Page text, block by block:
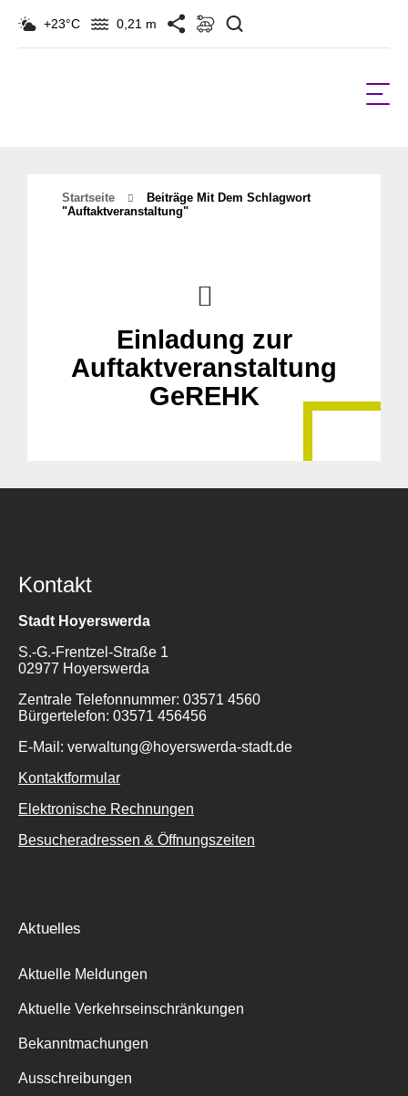
+23°C 0,21 m
Startseite
Beiträge Mit Dem Schlagwort
"Auftaktveranstaltung"
Einladung zur
Auftaktveranstaltung
GeREHK
Kontakt
Stadt Hoyerswerda
S.-G.-Frentzel-Straße 1
02977 Hoyerswerda
Zentrale Telefonnummer: 03571 4560
Bürgertelefon: 03571 456456
E-Mail: verwaltung@hoyerswerda-stadt.de
Kontaktformular
Elektronische Rechnungen
Besucheradressen & Öffnungszeiten
Aktuelles
Aktuelle Meldungen
Aktuelle Verkehrseinschränkungen
Bekanntmachungen
Ausschreibungen